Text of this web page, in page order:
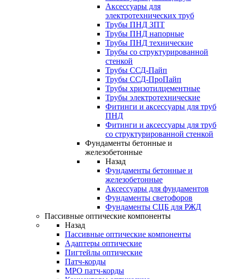
Аксессуары для
электротехнических труб
Трубы ПНД ЗПТ
Трубы ПНД напорные
Трубы ПНД технические
Трубы со структурированной
стенкой
Трубы ССД-Пайп
Трубы ССД-ПроПайп
Трубы хризотилцементные
Трубы электротехнические
Фитинги и аксессуары для труб
ПНД
Фитинги и аксессуары для труб
со структурированной стенкой
Фундаменты бетонные и
железобетонные
Назад
Фундаменты бетонные и
железобетонные
Аксессуары для фундаментов
Фундаменты светофоров
Фундаменты СЦБ для РЖД
Пассивные оптические компоненты
Назад
Пассивные оптические компоненты
Адаптеры оптические
Пигтейлы оптические
Патч-корды
MPO патч-корды